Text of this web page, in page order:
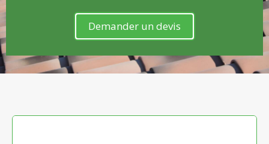
Demander un devis